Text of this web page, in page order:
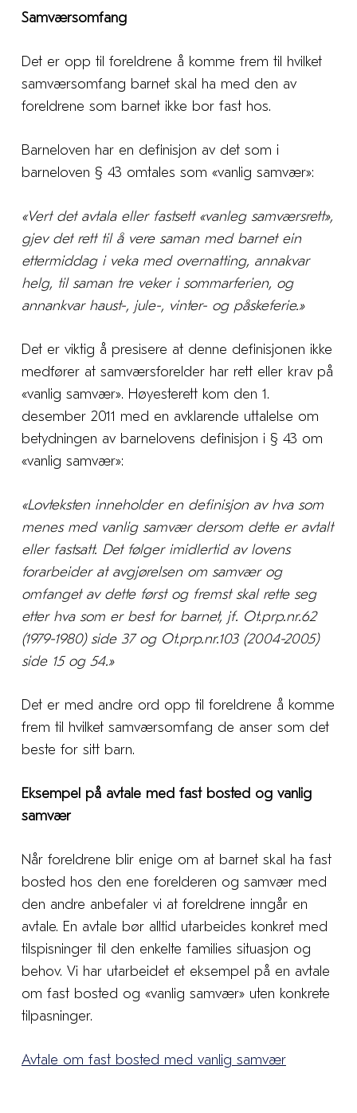
Samværsomfang
Det er opp til foreldrene å komme frem til hvilket
samværsomfang barnet skal ha med den av
foreldrene som barnet ikke bor fast hos.
Barneloven har en definisjon av det som i
barneloven § 43 omtales som «vanlig samvær»:
«Vert det avtala eller fastsett «vanleg samværsrett»,
gjev det rett til å vere saman med barnet ein
ettermiddag i veka med overnatting, annakvar
helg, til saman tre veker i sommarferien, og
annankvar haust-, jule-, vinter- og påskeferie.»
Det er viktig å presisere at denne definisjonen ikke
medfører at samværsforelder har rett eller krav på
«vanlig samvær». Høyesterett kom den 1.
desember 2011 med en avklarende uttalelse om
betydningen av barnelovens definisjon i § 43 om
«vanlig samvær»:
«Lovteksten inneholder en definisjon av hva som
menes med vanlig samvær dersom dette er avtalt
eller fastsatt. Det følger imidlertid av lovens
forarbeider at avgjørelsen om samvær og
omfanget av dette først og fremst skal rette seg
etter hva som er best for barnet, jf. Ot.prp.nr.62
(1979-1980) side 37 og Ot.prp.nr.103 (2004-2005)
side 15 og 54.»
Det er med andre ord opp til foreldrene å komme
frem til hvilket samværsomfang de anser som det
beste for sitt barn.
Eksempel på avtale med fast bosted og vanlig
samvær
Når foreldrene blir enige om at barnet skal ha fast
bosted hos den ene forelderen og samvær med
den andre anbefaler vi at foreldrene inngår en
avtale. En avtale bør alltid utarbeides konkret med
tilspisninger til den enkelte families situasjon og
behov. Vi har utarbeidet et eksempel på en avtale
om fast bosted og «vanlig samvær» uten konkrete
tilpasninger.
Avtale om fast bosted med vanlig samvær